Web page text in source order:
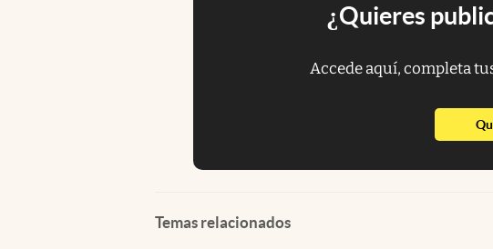
¿Quieres
Accede aquí, completa
Temas relacionados